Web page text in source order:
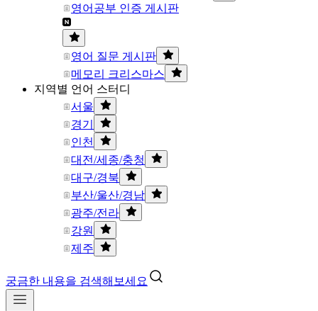
영어공부 인증 게시판
영어 질문 게시판
메모리 크리스마스
지역별 언어 스터디
서울
경기
인천
대전/세종/충청
대구/경북
부산/울산/경남
광주/전라
강원
제주
궁금한 내용을 검색해보세요